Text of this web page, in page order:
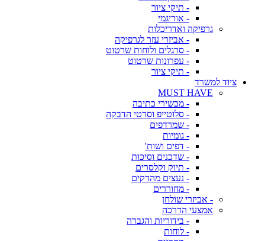
- תיקי ציור
- אוריגמי
גרפיקה ואדריכלות
- אביזרי עזר לגרפיקה
- סרגלים ולוחות שרטוט
- עפרונות שרטוט
- תיקי ציור
ציוד למשרד
MUST HAVE
- מכשירי כתיבה
- סלוטייפ וסרטי הדבקה
- שמרדפים
- גומיות
- דפים ושות'
- שדכנים וסיכות
- תיוק וקלסרים
- נעצים מהדקים
- מחוררים
- אביזרי שולחן
אמצעי הדרכה
- בידוריות והגברה
- לוחות